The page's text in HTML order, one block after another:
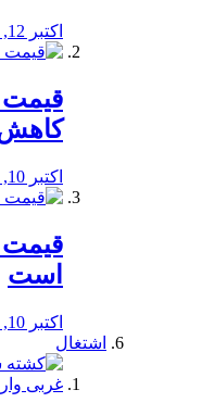
اکتبر 12, 2019
اکتبر 10, 2019
قیمت
است
اکتبر 10, 2019
اشتغال